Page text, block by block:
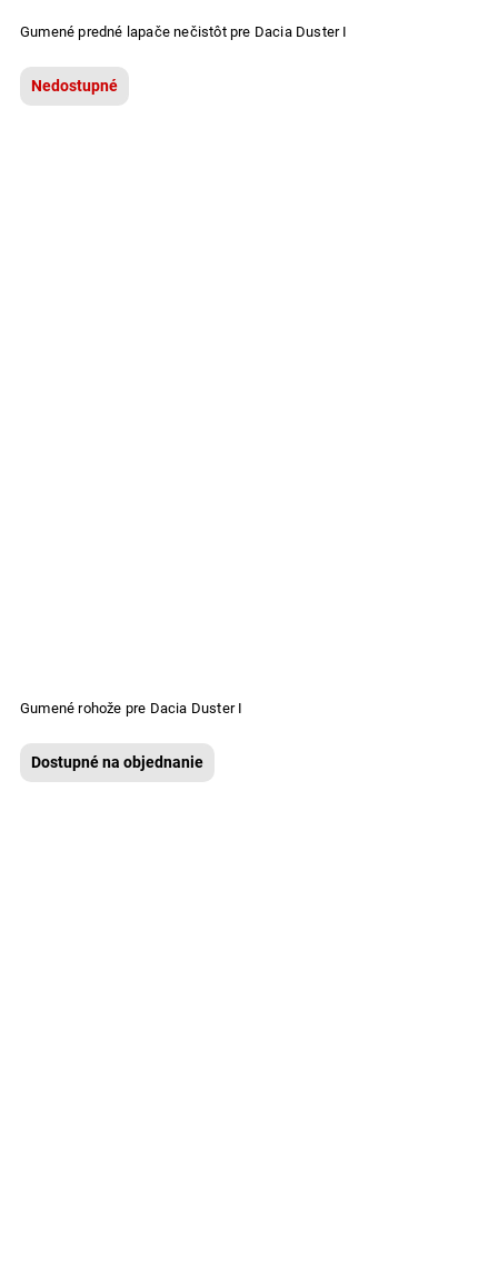
Gumené predné lapače nečistôt pre Dacia Duster I
Nedostupné
Gumené rohože pre Dacia Duster I
Dostupné na objednanie